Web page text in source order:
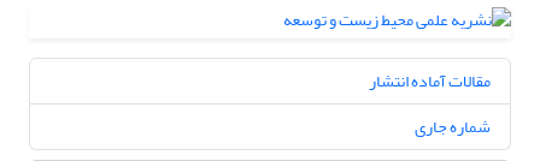
مقالات آماده انتشار
شماره جاری